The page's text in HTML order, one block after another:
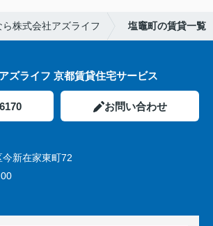
株式会社アズライフ 塩竈町の賃貸一覧
ズライフ 京都賃貸住宅サービス
お問い合わせ
新在家東町72